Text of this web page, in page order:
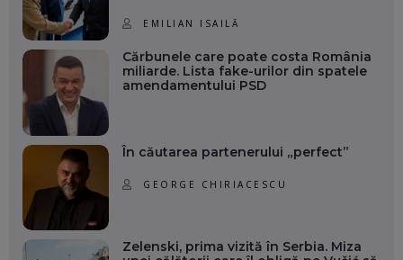
EMILIAN ISAILĂ
Cărbunele care poate costa România
miliarde. Lista fake-urilor din spatele
amendamentului PSD
În căutarea partenerului „perfect”
GEORGE CHIRIACESCU
Zelenski, prima vizită în Serbia. Miza